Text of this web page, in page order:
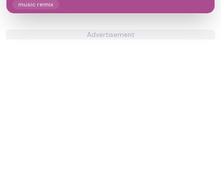
music remix
Advertisement